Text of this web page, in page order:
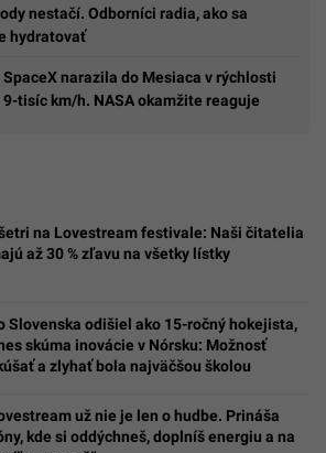
nestačí. Odborníci radia, ako sa
hydratovať
SpaceX narazila do Mesiaca v rýchlosti
tisíc km/h. NASA okamžite reaguje
na Lovestream festivale: Naši čitatelia
až 30 % zľavu na všetky lístky
Slovenska odišiel ako 15-ročný hokejista,
skúma inovácie v Nórsku: Možnosť
a zlyhať bola najväčšou školou
už nie je len o hudbe. Prináša
kde si oddýchneš, doplníš energiu a na